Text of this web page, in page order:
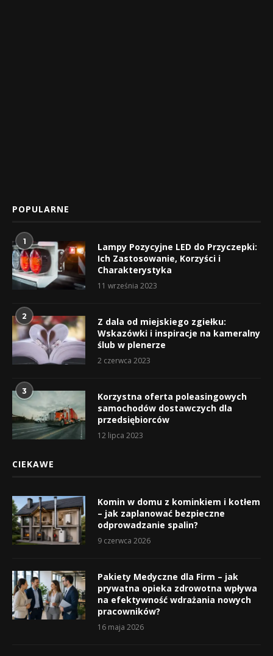
POPULARNE
1
Lampy Pozycyjne LED do Przyczepki:
Ich Zastosowanie, Korzyści i
Charakterystyka
11 września 2023
2
Z dala od miejskiego zgiełku:
Wskazówki i inspiracje na kameralny
ślub w plenerze
2 czerwca 2023
3
Korzystna oferta poleasingowych
samochodów dostawczych dla
przedsiębiorców
12 lipca 2023
CIEKAWE
Komin w domu z kominkiem i kotłem
– jak zaplanować bezpieczne
odprowadzanie spalin?
9 czerwca 2026
Pakiety Medyczne dla Firm – jak
prywatna opieka zdrowotna wpływa
na efektywność wdrażania nowych
pracowników?
16 maja 2026